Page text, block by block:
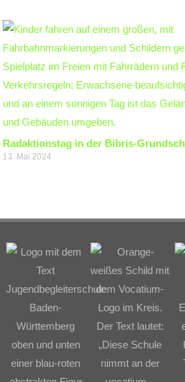
Radaktionstag in der Bibris-
13. Mai 2024